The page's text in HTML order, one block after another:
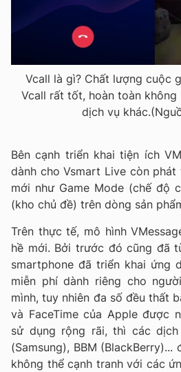
Vcall là gì? Chất lượng cuộc
Vcall rất tốt, hoàn toàn không
dịch vụ
Bên cạnh triển khai tiện ích
dành cho Vsmart Live còn
mới như Game Mode (chế độ
(kho chủ đề) trên dòng sản
Trên thực tế, mô hình
hề mới. Bởi trước đó cũng đã
smartphone đã triển khai ứng
miễn phí dành riêng cho
mình, tuy nhiên đa số đều thất
và FaceTime của Apple được
sử dụng rộng rãi, thì các
(Samsung), BBM
không thể cạnh tranh với các